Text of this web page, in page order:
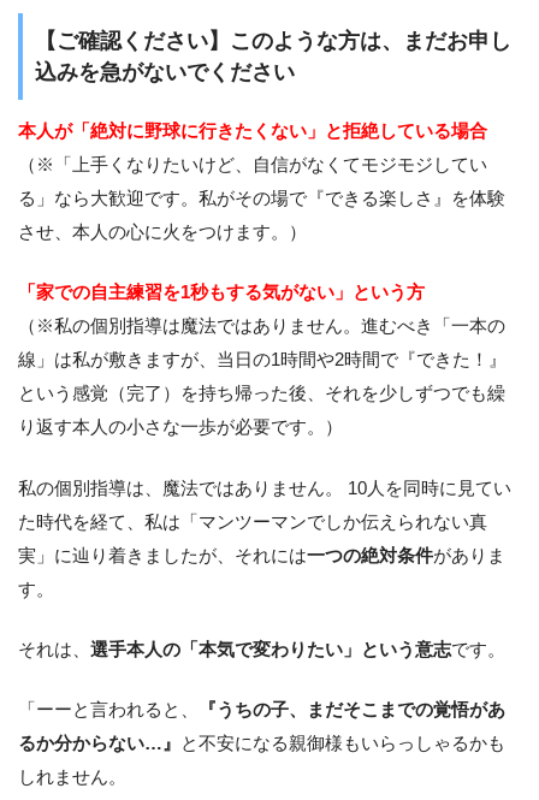
【ご確認ください】このような方は、まだお申し
込みを急がないでください
本人が「絶対に野球に行きたくない」と拒絶している場合
（※「上手くなりたいけど、自信がなくてモジモジしてい
る」なら大歓迎です。私がその場で『できる楽しさ』を体験
させ、本人の心に火をつけます。）
「家での自主練習を1秒もする気がない」という方
（※私の個別指導は魔法ではありません。進むべき「一本の
線」は私が敷きますが、当日の1時間や2時間で『できた！』
という感覚（完了）を持ち帰った後、それを少しずつでも繰
り返す本人の小さな一歩が必要です。）
私の個別指導は、魔法ではありません。 10人を同時に見てい
た時代を経て、私は「マンツーマンでしか伝えられない真
実」に辿り着きましたが、それには一つの絶対条件がありま
す。
それは、 選手本人の「本気で変わりたい」という意志です。
「ーーと言われると、
『うちの子、まだそこまでの覚悟があ
るか分からない…』
と不安になる親御様もいらっしゃるかも
しれません。